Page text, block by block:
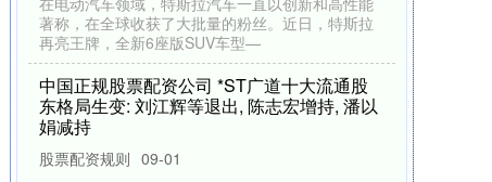
表现方式，诠释着那个年代最令
股
票
配
资
平
台
门
户
云
浮
将
防
风
防
汛
应
急
响
应
提
升
为
Ⅱ级
我要配资平台查询